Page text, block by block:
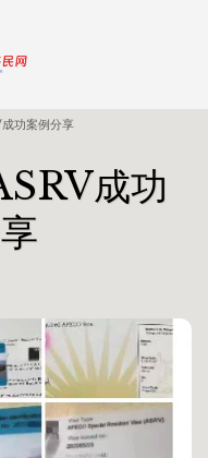
功案例分享
成功